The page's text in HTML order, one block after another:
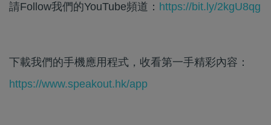
請Follow我們的YouTube頻道： https://bit.ly/2kgU8qg
下載我們的手機應用程式，收看第一手精彩內容：
https://www.speakout.hk/app